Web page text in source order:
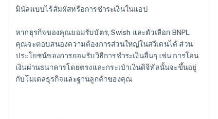
มินัลแบบไร้สัมผัสหรือการชำระเงินในแอป
หากธุรกิจของคุณยอมรับบัตร, Swish และตัวเลือก BNPL
คุณจะตอบสนองความต้องการส่วนใหญ่ในสวีเดนได้ ส่วน
ประโยชน์ของการยอมรับวิธีการชำระเงินอื่นๆ เช่น การโอน
เงินผ่านธนาคารโดยตรงและกระเป๋าเงินดิจิทัลนั้นจะขึ้นอยู่
กับโมเดลธุรกิจและฐานลูกค้าของคุณ